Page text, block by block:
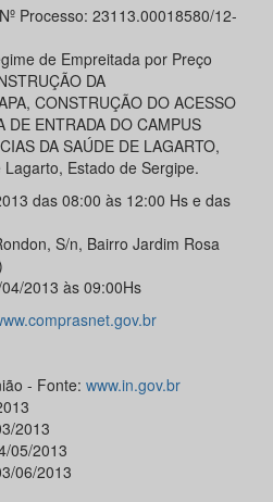
Nº Processo: 23113.00018580/12-
de Empreitada por Preço
DA
CONSTRUÇÃO DO ACESSO
DE ENTRADA DO CAMPUS
DA SAÚDE DE LAGARTO,
Estado de Sergipe.
das 08:00 às 12:00 Hs e das
S/n, Bairro Jardim Rosa
2013 às 09:00Hs
- Fonte: www.in.gov.br
2013
05/2013
06/2013